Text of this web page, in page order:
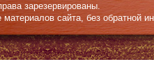
зарезервированы.
материалов сайта, без обратной